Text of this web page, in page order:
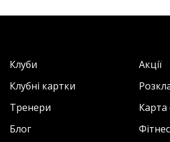
Клуби
Акції
Клубні картки
Тренери
Карта
Блог